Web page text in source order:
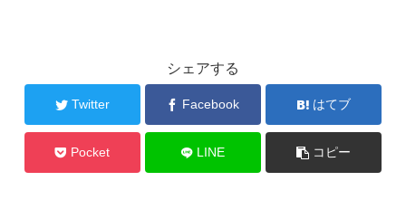
シェアする
Twitter Facebook はてブ
Pocket LINE コピー